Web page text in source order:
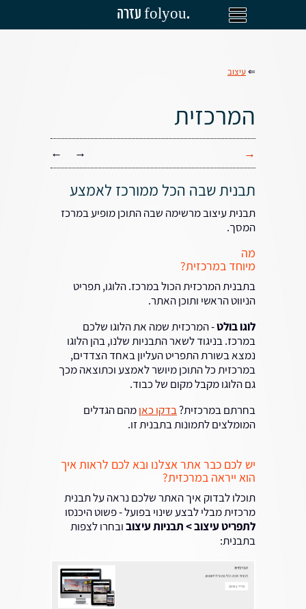
עזרה folyou.
⇐עיצוב
המרכזית
→
→
←
תבנית שבה הכל ממורכז לאמצע
תבנית עיצוב מרשימה שבה התוכן מופיע במרכז
המסך.
מה
מיוחד במרכזית?
בתבנית המרכזית הכול במרכז. הלוגו, תפריט
הניווט הראשי ותוכן האתר.
לוגו בולט- המרכזית שמה את הלוגו שלכם
במרכז. בניגוד לשאר התבניות שלנו, בהן הלוגו
נמצא בשורת התפריט העליון באחד הצדדים,
במרכזית כל התוכן מיושר לאמצע וכתוצאה מכך
גם הלוגו מקבל מקום של כבוד.
בחרתם במרכזית?בדקו כאןמהם הגדלים
המומלצים לתמונות בתבנית זו.
יש לכם כבר אתר אצלנו ובא לכם לראות איך
הוא ייראה במרכזית?
תוכלו לבדוק איך האתר שלכם נראה על תבנית
מרכזית מבלי לבצע שינוי בפועל - פשוט היכנסו
לתפריט עיצוב > תבניות עיצובובחרו לצפות
בתבנית: